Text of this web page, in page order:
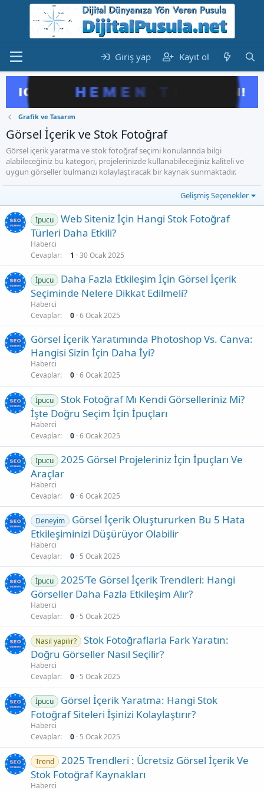
Giriş yap Kayıt ol
Grafik ve Tasarım
Görsel İçerik ve Stok Fotoğraf
Görsel içerik yaratma ve stok fotoğraf seçimi konularında bilgi
alabileceğiniz bu kategori, projelerinizde kullanabileceğiniz kaliteli ve
uygun görseller bulmanızı kolaylaştıracak bir kaynak sunmaktadır.
Gelişmiş Seçenekler
İpucu
Web Siteniz İçin Hangi Stok Fotoğraf
Türleri Daha Etkili?
Haberci
Cevaplar
1 30 Ocak 2025
İpucu
Daha Fazla Etkileşim İçin Görsel İçerik
Seçiminde Nelere Dikkat Edilmeli?
Haberci
Cevaplar
0 6 Ocak 2025
Görsel İçerik Yaratımında Photoshop Vs. Canva:
Hangisi Sizin İçin Daha İyi?
Haberci
Cevaplar
0 6 Ocak 2025
İpucu
Stok Fotoğraf Mı Kendi Görselleriniz Mi?
İşte Doğru Seçim İçin İpuçları
Haberci
Cevaplar
0 6 Ocak 2025
İpucu
2025 Görsel Projeleriniz İçin İpuçları Ve
Araçlar
Haberci
Cevaplar
0 6 Ocak 2025
Deneyim
Görsel İçerik Oluştururken Bu 5 Hata
Etkileşiminizi Düşürüyor Olabilir
Haberci
Cevaplar
0 5 Ocak 2025
İpucu
2025’Te Görsel İçerik Trendleri: Hangi
Görseller Daha Fazla Etkileşim Alır?
Haberci
Cevaplar
0 5 Ocak 2025
Nasıl yapılır?
Stok Fotoğraflarla Fark Yaratın:
Doğru Görseller Nasıl Seçilir?
Haberci
Cevaplar
0 5 Ocak 2025
İpucu
Görsel İçerik Yaratma: Hangi Stok
Fotoğraf Siteleri İşinizi Kolaylaştırır?
Haberci
Cevaplar
0 5 Ocak 2025
Trend
2025 Trendleri : Ücretsiz Görsel İçerik Ve
Stok Fotoğraf Kaynakları
Haberci